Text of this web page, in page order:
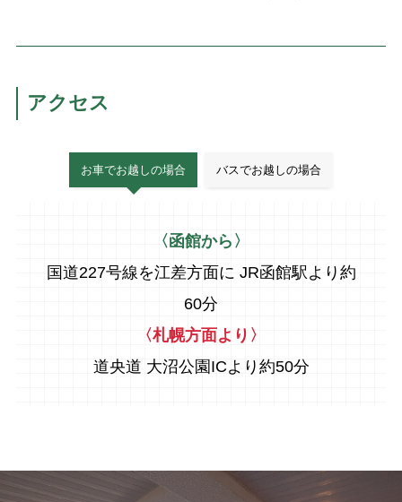
アクセス
お車でお越しの場合 バスでお越しの場合
〈函館から〉
国道227号線を江差方面に JR函館駅より約
60分
〈札幌方面より〉
道央道 大沼公園ICより約50分